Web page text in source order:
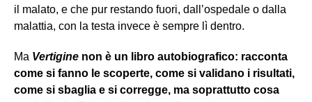
il malato, e che pur restando fuori, dall’ospedale o dalla
malattia, con la testa invece è sempre lì dentro.
Ma Vertigine non è un libro autobiografico: racconta
come si fanno le scoperte, come si validano i risultati,
come si sbaglia e si corregge, ma soprattutto cosa